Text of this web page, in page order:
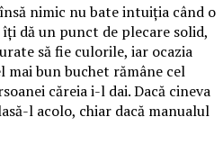
nimic nu bate intuiția când o
dă un punct de plecare solid,
să fie culorile, iar ocazia
mai bun buchet rămâne cel
căreia i-l dai. Dacă cineva
l acolo, chiar dacă manualul